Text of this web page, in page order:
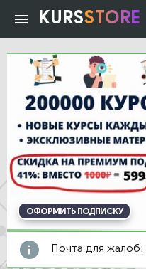
KURSSTORE
ОФОРМИТЬ ПОДПИСКУ
Почта для жалоб: